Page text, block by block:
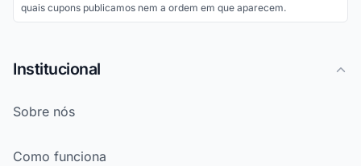
quais cupons publicamos nem a ordem em que aparecem.
Institucional
Sobre nós
Como funciona